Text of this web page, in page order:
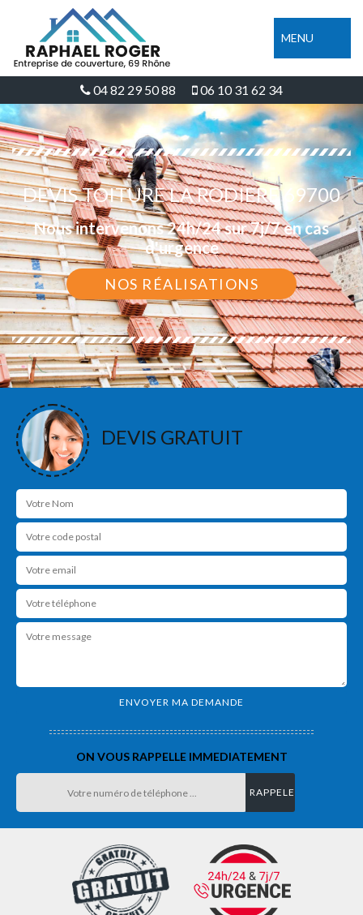
MENU
04 82 29 50 88 06 10 31 62 34
DEVIS TOITURE LA RODIERE 69700
Nous intervenons 24h/24 sur 7j/7 en cas
d'urgence
NOS RÉALISATIONS
DEVIS GRATUIT
ON VOUS RAPPELLE IMMEDIATEMENT